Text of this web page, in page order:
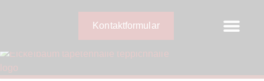
Kontaktformular